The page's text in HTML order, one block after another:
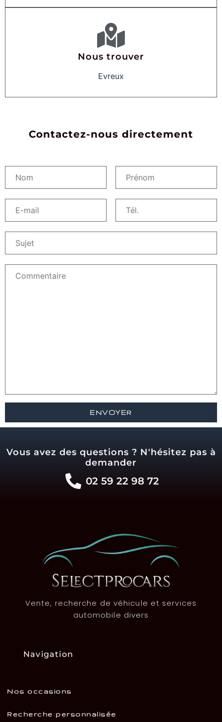
Nous trouver
Evreux
Contactez-nous directement
Vous avez des questions ? N'hésitez pas à
demander
02 59 22 98 72
Vente, recherche de véhicule et services
automobile divers
Navigation
Nos occasions
Recherche personnalisée